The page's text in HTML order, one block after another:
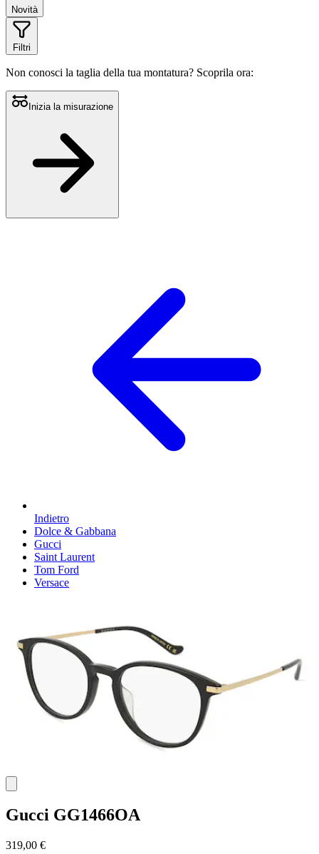
Novità
Filtri
Non conosci la taglia della tua montatura? Scoprila ora:
Inizia la misurazione
Indietro
Dolce & Gabbana
Gucci
Saint Laurent
Tom Ford
Versace
Gucci GG1466OA
319,00 €